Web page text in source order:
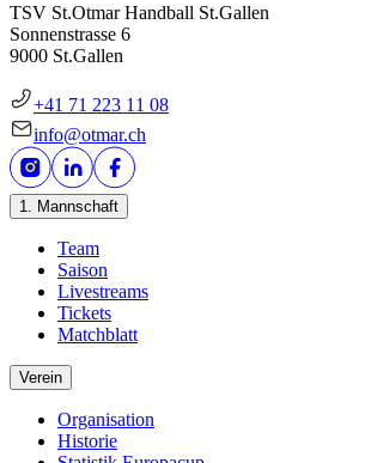
TSV St.Otmar Handball St.Gallen
Sonnenstrasse 6
9000 St.Gallen
+41 71 223 11 08
info@otmar.ch
1. Mannschaft
Team
Saison
Livestreams
Tickets
Matchblatt
Verein
Organisation
Historie